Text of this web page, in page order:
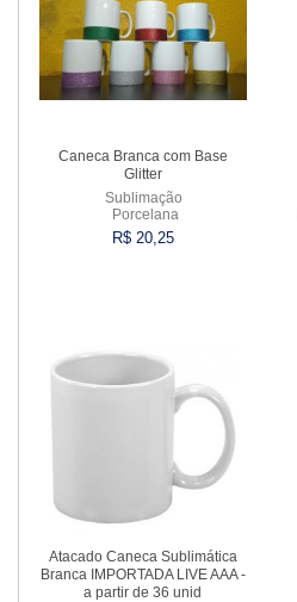
Caneca Branca com Base
Glitter
Sublimação
Porcelana
R$ 20,25
Atacado Caneca Sublimática
Branca IMPORTADA LIVE AAA -
a partir de 36 unid